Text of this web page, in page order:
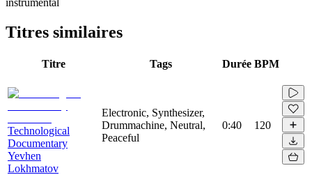
Titres similaires
Titre Tags Durée BPM
Technological
Documentary
Yevhen
Lokhmatov
Electronic, Synthesizer,
Drummachine, Neutral,
Peaceful
0:40 120